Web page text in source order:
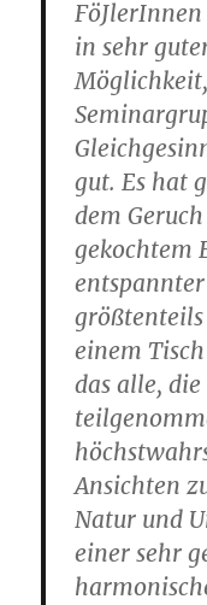
in sehr
gut. Es hat
dem
gekochtem
einem
das alle,
Ansichten
Natur und
einer sehr